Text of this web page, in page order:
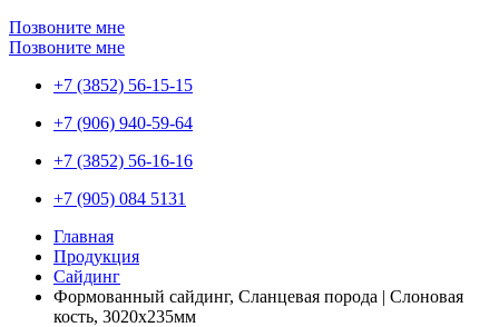
Позвоните мне
Позвоните мне
+7 (3852) 56-15-15
+7 (906) 940-59-64
+7 (3852) 56-16-16
+7 (905) 084 5131
Главная
Продукция
Сайдинг
Формованный сайдинг, Сланцевая порода | Слоновая
кость, 3020х235мм